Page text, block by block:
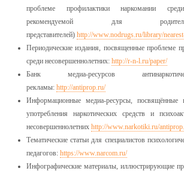
проблеме профилактики наркомании среди
рекомендуемой для
представителей) http://www.nodrugs.ru/library/
Периодические издания, посвященные проблеме
среди несовершеннолетних: http://r-n-l.ru/paper/
Банк медиа-ресурсов
рекламы: http://antiprop.ru/
Информационные медиа-ресурсы, посвящённые
употребления наркотических средств и
несовершеннолетних http://www.narkotiki.ru/
Тематические статьи для специалистов
педагогов: https://www.narcom.ru/
Инфографические материалы, иллюстрирующие